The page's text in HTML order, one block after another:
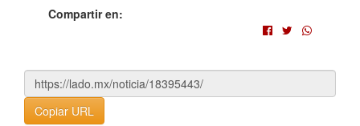
Compartir en:
Copiar URL